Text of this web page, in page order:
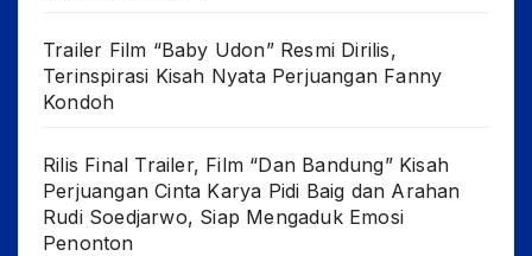
Trailer Film “Baby Udon” Resmi Dirilis,
Terinspirasi Kisah Nyata Perjuangan Fanny
Kondoh
Rilis Final Trailer, Film “Dan Bandung” Kisah
Perjuangan Cinta Karya Pidi Baig dan Arahan
Rudi Soedjarwo, Siap Mengaduk Emosi
Penonton